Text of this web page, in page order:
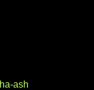
ha-ash